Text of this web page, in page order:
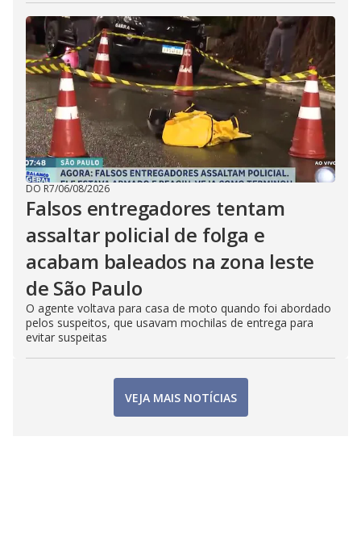
DO R7/06/08/2026
Falsos entregadores tentam
assaltar policial de folga e
acabam baleados na zona leste
de São Paulo
O agente voltava para casa de moto quando foi abordado
pelos suspeitos, que usavam mochilas de entrega para
evitar suspeitas
VEJA MAIS NOTÍCIAS